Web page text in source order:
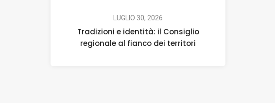
LUGLIO 30, 2026
Tradizioni e identità: il Consiglio
regionale al fianco dei territori